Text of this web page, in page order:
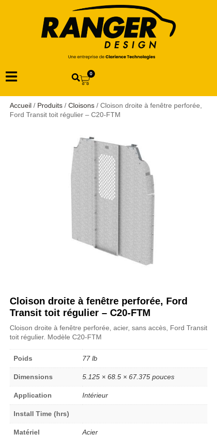
0
Accueil / Produits / Cloisons / Cloison droite à fenêtre perforée,
Ford Transit toit régulier – C20-FTM
Cloison droite à fenêtre perforée, Ford
Transit toit régulier – C20-FTM
Cloison droite à fenêtre perforée, acier, sans accès, Ford Transit
toit régulier. Modèle C20-FTM
Poids 77 lb
Dimensions 5.125 × 68.5 × 67.375 pouces
Application Intérieur
Install Time (hrs)
Matériel Acier